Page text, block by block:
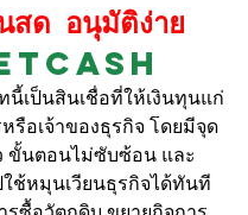
สด อนุมัติง่าย
นี้เป็นสินเชื่อที่ให้เงินทุนแก่
รือเจ้าของธุรกิจ โดยมีจุด
ขั้นตอนไม่ซับซ้อน และ
ช้หมุนเวียนธุรกิจได้ทันที